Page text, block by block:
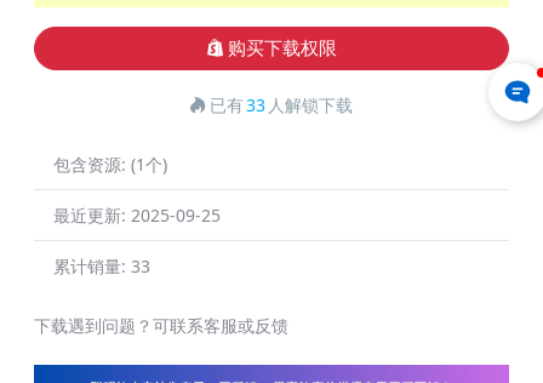
购买下载权限
已有33 人解锁下载
包含资源: (1个)
最近更新: 2025-09-25
累计销量: 33
下载遇到问题？可联系客服或反馈